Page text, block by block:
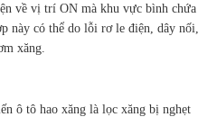
về vị trí ON mà khu vực bình chứa
này có thể do lỗi rơ le điện, dây nối,
xăng.
ô tô hao xăng là lọc xăng bị nghẹt